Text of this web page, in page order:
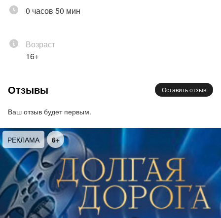
Прометее через призму современного
технологического мира. Если Прометей когда-то
прогресса, то сегодня его роль берут на себя
технологии, обещая человечеству невиданные
задуматься: каковы последствия полной
зависимости от технологий? Кому принадлежит
ответственность в мире, управляемом
технологиями? Может ли человек отказаться от
удобства ради свободы? В процессе
перформанса каждый выбор зрителей формирует
уникальное развитие: герой может остаться в
мире технологий или найти силу в
самостоятельном принятии решений.
0 часов 50 мин
Возраст
16+
Отзывы Оставить отзыв
Ваш отзыв будет первым.
РЕКЛАМА 6+